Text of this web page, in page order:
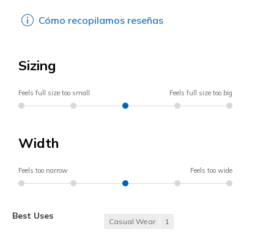
Cómo recopilamos reseñas
Sizing
Feels full size too small Feels full size too big
Width
Feels too narrow Feels too wide
Best Uses
Casual Wear 1